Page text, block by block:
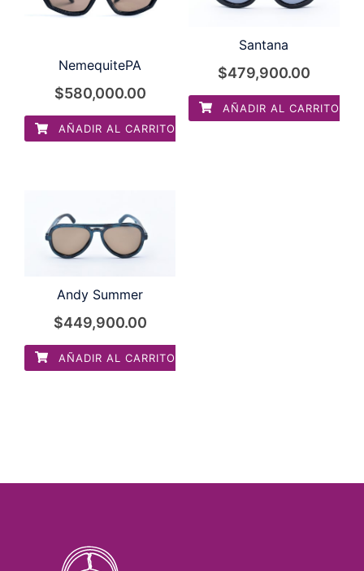
NemequitePA
$580,000.00
AÑADIR AL CARRITO
Santana
$479,900.00
AÑADIR AL CARRITO
Andy Summer
$449,900.00
AÑADIR AL CARRITO